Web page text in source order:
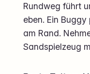
Rundweg führt
eben. Ein
am Rand.
Sandspielzeug